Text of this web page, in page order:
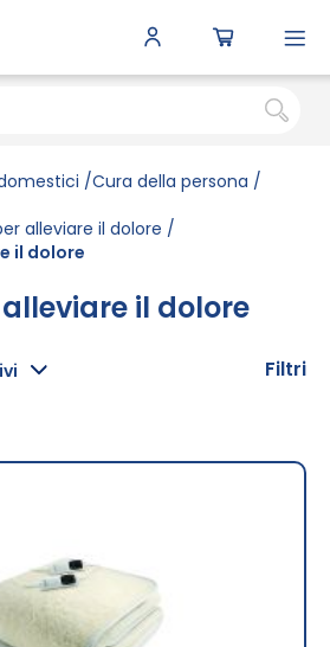
Cura della persona
alleviare il dolore
il dolore
il dolore
Filtri